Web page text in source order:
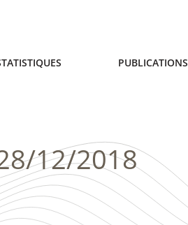
PUBLICATIONS
12/2018